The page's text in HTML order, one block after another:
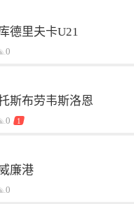
德里夫卡U21
0
斯布劳韦斯洛恩
0 1
廉港
0